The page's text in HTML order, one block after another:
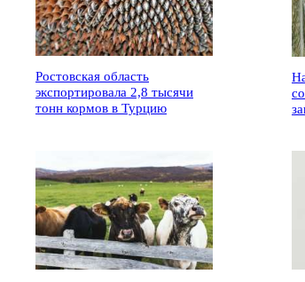
Ростовская область
экспортировала 2,8 тысячи
тонн кормов в Турцию